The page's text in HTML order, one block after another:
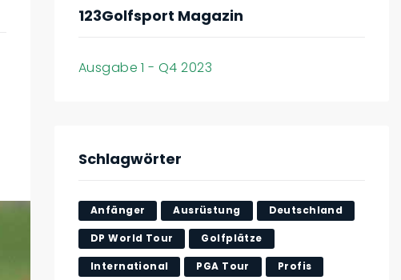
123Golfsport Magazin
Ausgabe 1 - Q4 2023
Schlagwörter
Anfänger Ausrüstung Deutschland
DP World Tour Golfplätze
International PGA Tour Profis